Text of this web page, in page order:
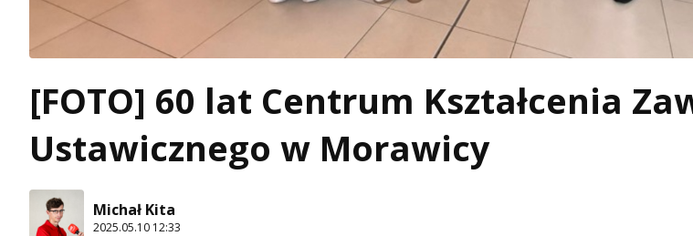
[FOTO] 60 lat Centrum Kształcenia
Ustawicznego w Morawicy
Michał Kita
2025.05.10 12:33